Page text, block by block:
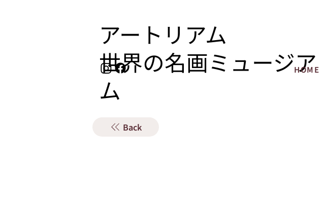
アートリアム
​世界の名画ミュージア
ム
HOME
Back